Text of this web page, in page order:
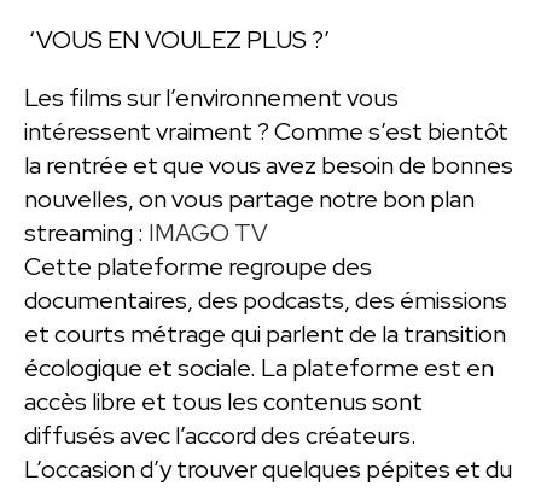
‘VOUS EN VOULEZ PLUS ?’
Les films sur l’environnement vous
intéressent vraiment ? Comme s’est bientôt
la rentrée et que vous avez besoin de bonnes
nouvelles, on vous partage notre bon plan
streaming : IMAGO TV
Cette plateforme regroupe des
documentaires, des podcasts, des émissions
et courts métrage qui parlent de la transition
écologique et sociale. La plateforme est en
accès libre et tous les contenus sont
diffusés avec l’accord des créateurs.
L’occasion d’y trouver quelques pépites et du